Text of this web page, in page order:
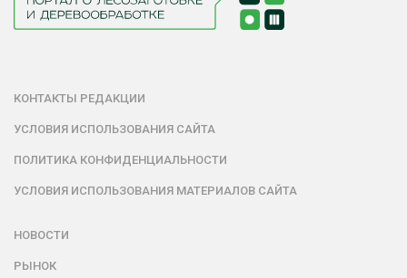
КОНТАКТЫ РЕДАКЦИИ
УСЛОВИЯ ИСПОЛЬЗОВАНИЯ САЙТА
ПОЛИТИКА КОНФИДЕНЦИАЛЬНОСТИ
УСЛОВИЯ ИСПОЛЬЗОВАНИЯ МАТЕРИАЛОВ САЙТА
НОВОСТИ
РЫНОК